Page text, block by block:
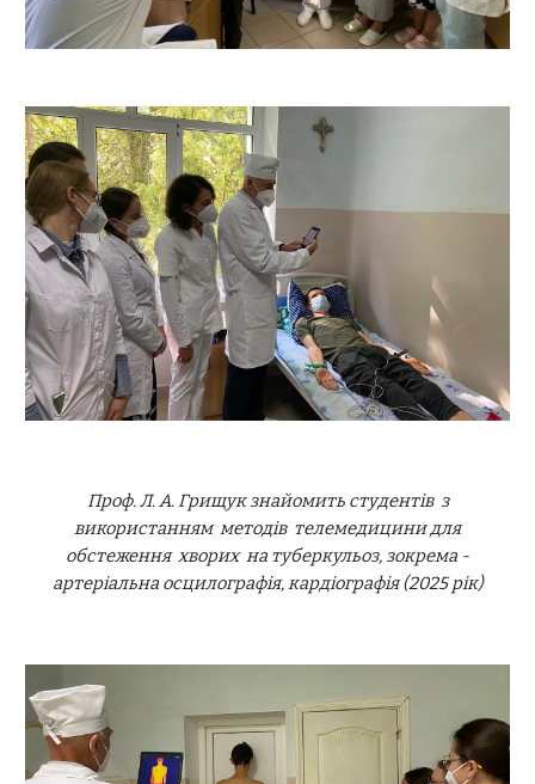
Проф. Л. А. Грищук знайомить студентів з
використанням методів телемедицини для
обстеження хворих на туберкульоз, зокрема -
артеріальна осцилографія, кардіографія (2025 рік)